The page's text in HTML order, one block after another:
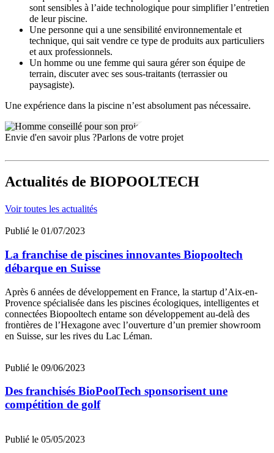
sont sensibles à l’aide technologique pour simplifier l’entretien
de leur piscine.
Une personne qui a une sensibilité environnementale et
technique, qui sait vendre ce type de produits aux particuliers
et aux professionnels.
Un homme ou une femme qui saura gérer son équipe de
terrain, discuter avec ses sous-traitants (terrassier ou
paysagiste).
Une expérience dans la piscine n’est absolument pas nécessaire.
Envie d'en savoir plus ?Parlons de votre projet
Actualités de BIOPOOLTECH
Voir toutes les actualités
Publié le 01/07/2023
La franchise de piscines innovantes Biopooltech
débarque en Suisse
Après 6 années de développement en France, la startup d’Aix-en-
Provence spécialisée dans les piscines écologiques, intelligentes et
connectées Biopooltech entame son développement au-delà des
frontières de l’Hexagone avec l’ouverture d’un premier showroom
en Suisse, sur les rives du Lac Léman.
Publié le 09/06/2023
Des franchisés BioPoolTech sponsorisent une
compétition de golf
Publié le 05/05/2023